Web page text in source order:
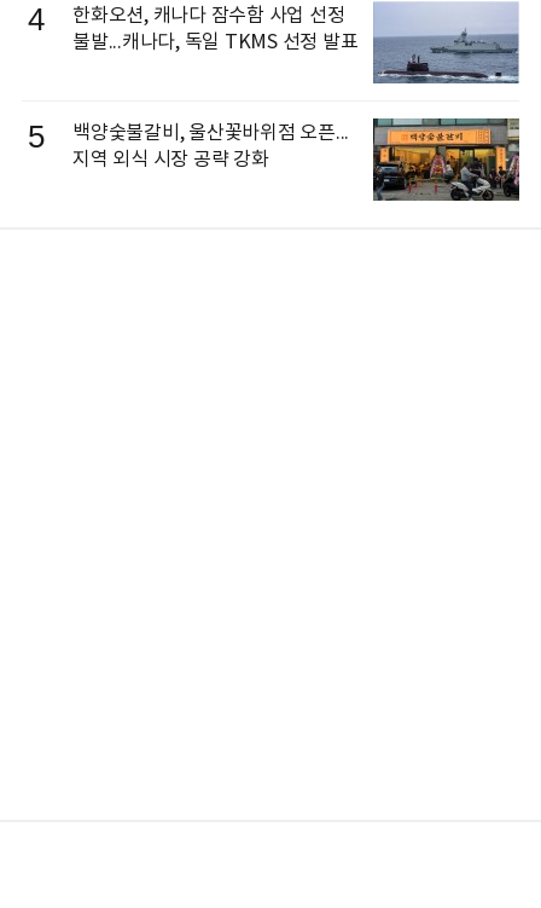
4
한화오션, 캐나다 잠수함 사업 선정
불발...캐나다, 독일 TKMS 선정 발표
5
백양숯불갈비, 울산꽃바위점 오픈...
지역 외식 시장 공략 강화